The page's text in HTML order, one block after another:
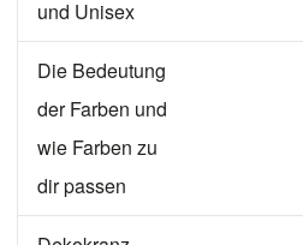
und Unisex
Die Bedeutung
der Farben und
wie Farben zu
dir passen